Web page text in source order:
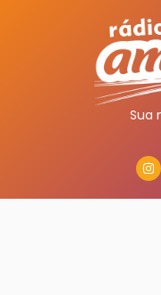
Sua